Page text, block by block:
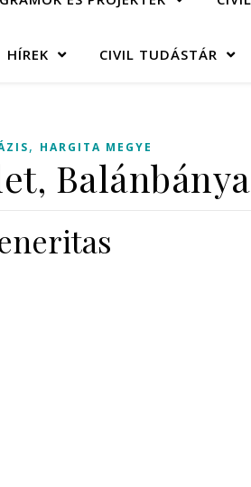
HÍREK CIVIL TUDÁSTÁR
, HARGITA MEGYE
Balánbánya